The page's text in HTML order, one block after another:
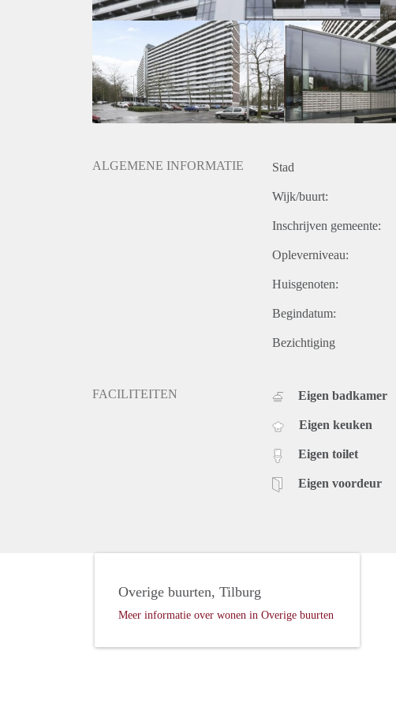
ALGEMENE INFORMATIE Stad
Wijk/buurt:
Inschrijven gemeente:
Opleverniveau:
Huisgenoten:
Begindatum:
Bezichtiging
FACILITEITEN Eigen badkamer
Eigen keuken
Eigen toilet
Eigen voordeur
Overige buurten, Tilburg
Meer informatie over wonen in Overige buurten